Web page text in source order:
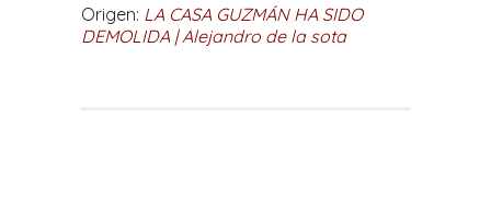
Origen: LA CASA GUZMÁN HA SIDO
DEMOLIDA | Alejandro de la sota